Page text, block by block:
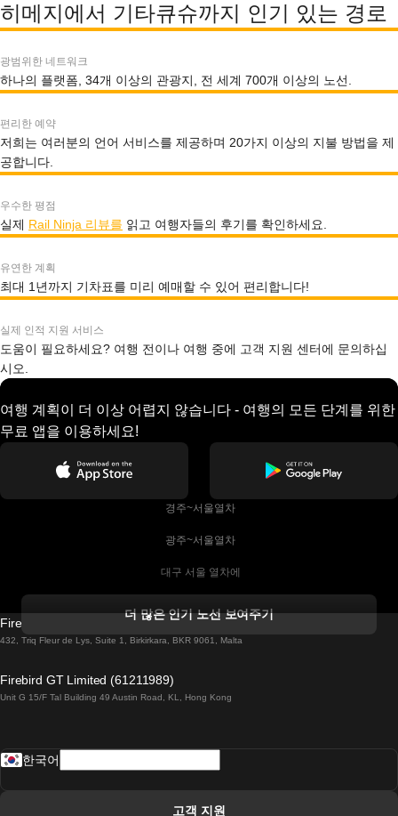
히메지에서 기타큐슈까지 인기 있는 경로
광범위한 네트워크
하나의 플랫폼, 34개 이상의 관광지, 전 세계 700개 이상의 노선.
편리한 예약
저희는 여러분의 언어 서비스를 제공하며 20가지 이상의 지불 방법을 제
공합니다.
우수한 평점
실제 Rail Ninja 리뷰를 읽고 여행자들의 후기를 확인하세요.
유연한 계획
최대 1년까지 기차표를 미리 예매할 수 있어 편리합니다!
실제 인적 지원 서비스
도움이 필요하세요? 여행 전이나 여행 중에 고객 지원 센터에 문의하십
시오.
여행 계획이 더 이상 어렵지 않습니다 - 여행의 모든 단계를 위한
무료 앱을 이용하세요!
경주~서울열차
광주~서울열차
대구 서울 열차에
더블린에서 골웨이 열차
로마에서 나폴리 열차
더 많은 인기 노선 보여주기
Firebird GT Limited (OC 1451)
432, Triq Fleur de Lys, Suite 1, Birkirkara, BKR 9061, Malta
Firebird GT Limited (61211989)
Unit G 15/F Tal Building 49 Austin Road, KL, Hong Kong
한국어
고객 지원